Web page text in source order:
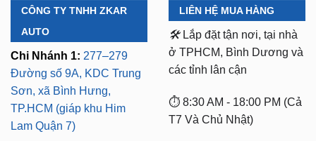
CÔNG TY TNHH ZKAR
AUTO
Chi Nhánh 1: 277–279
Đường số 9A, KDC Trung
Sơn, xã Bình Hưng,
TP.HCM (giáp khu Him
Lam Quận 7)
LIÊN HỆ MUA HÀNG
🛠️ Lắp đặt tận nơi, tại nhà
ở TPHCM, Bình Dương và
các tỉnh lân cận
⏱️ 8:30 AM - 18:00 PM (Cả
T7 Và Chủ Nhật)